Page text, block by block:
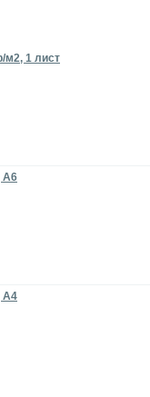
м2, 1 лист
А6
А4